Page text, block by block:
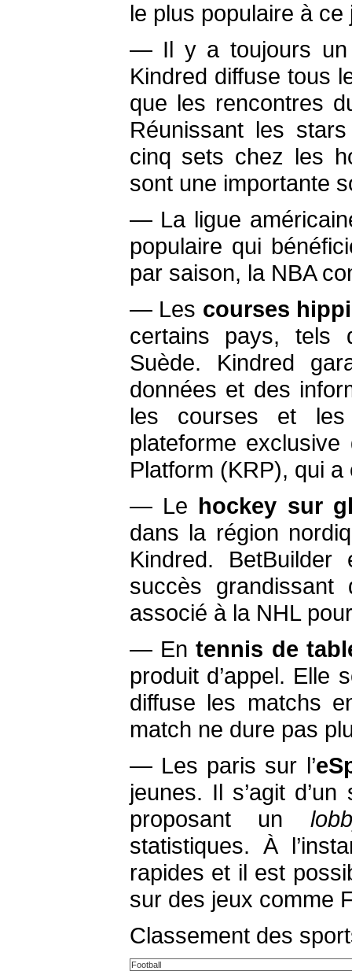
le plus populaire à ce
— Il y a toujours
Kindred diffuse tous
que les rencontres
Réunissant les
cinq sets chez les
sont une importante
— La ligue
populaire qui
par saison, la NBA
— Les courses
certains pays, tels
Suède. Kindred
données et des
les courses et les
plateforme
Platform (KRP), qui a
— Le hockey sur
dans la région
Kindred.
succès grandissant
associé à la NHL
— Entennis de
produit d’appel. Elle
diffuse les matchs
match ne dure pas
— Les paris sur l’
jeunes. Il s’agit
proposant un
statistiques. À
rapides et il est
sur des jeux comme
Classement des
Football